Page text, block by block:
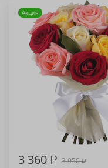
Акция
3 360₽ 3 950₽